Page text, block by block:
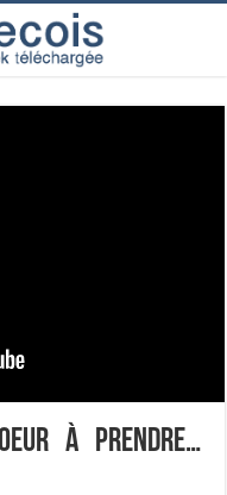
à prendre…